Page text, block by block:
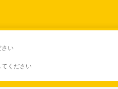
さい
てください